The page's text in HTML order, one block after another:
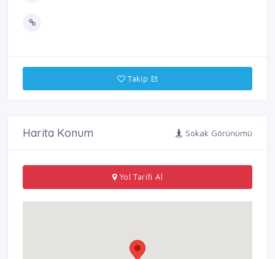
Takip Et
Harita Konum Sokak Görünümü
Yol Tarifi Al